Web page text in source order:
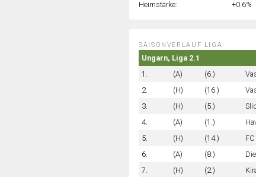
Heimstärke:
+0.6%
SAISONVERLAUF LIGA:
Ungarn, Liga 2.1
1.
(A) (6.)
2.
(H) (16.)
3.
(H) (5.)
4.
(A) (1.)
5.
(H) (14.)
6.
(A) (8.)
7.
(H) (2.)